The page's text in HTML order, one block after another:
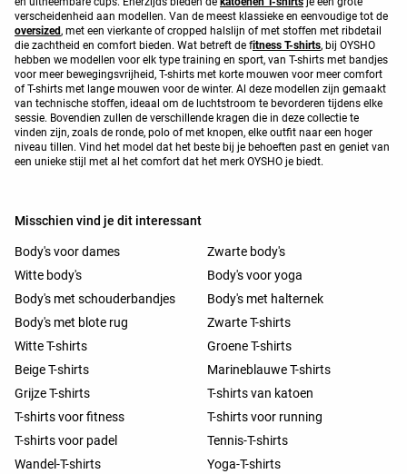
verscheidenheid aan modellen. Van de meest klassieke en eenvoudige tot de
oversized, met een vierkante of cropped halslijn of met stoffen met ribdetail
die zachtheid en comfort bieden. Wat betreft de fitness T-shirts, bij OYSHO
hebben we modellen voor elk type training en sport, van T-shirts met bandjes
voor meer bewegingsvrijheid, T-shirts met korte mouwen voor meer comfort
of T-shirts met lange mouwen voor de winter. Al deze modellen zijn gemaakt
van technische stoffen, ideaal om de luchtstroom te bevorderen tijdens elke
sessie. Bovendien zullen de verschillende kragen die in deze collectie te
vinden zijn, zoals de ronde, polo of met knopen, elke outfit naar een hoger
niveau tillen. Vind het model dat het beste bij je behoeften past en geniet van
een unieke stijl met al het comfort dat het merk OYSHO je biedt.
Misschien vind je dit interessant
Body's voor dames
Zwarte body's
Witte body's
Body's voor yoga
Body's met schouderbandjes
Body's met halternek
Body's met blote rug
Zwarte T-shirts
Witte T-shirts
Groene T-shirts
Beige T-shirts
Marineblauwe T-shirts
Grijze T-shirts
T-shirts van katoen
T-shirts voor fitness
T-shirts voor running
T-shirts voor padel
Tennis-T-shirts
Wandel-T-shirts
Yoga-T-shirts